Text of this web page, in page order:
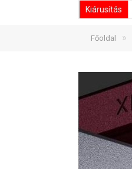
Kiárusítás
Főoldal »